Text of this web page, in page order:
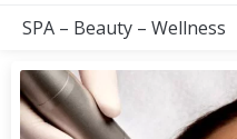
SPA – Beauty – Wellness